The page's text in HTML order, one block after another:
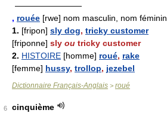
————————
, rouée [rwe] nom masculin, nom féminin
1. [fripon] sly dog, tricky customer
[friponne] sly ou tricky customer
2. HISTOIRE [homme] roué, rake
[femme] hussy, trollop, jezebel
Dictionnaire Français-Anglais > roué
6
cinquième